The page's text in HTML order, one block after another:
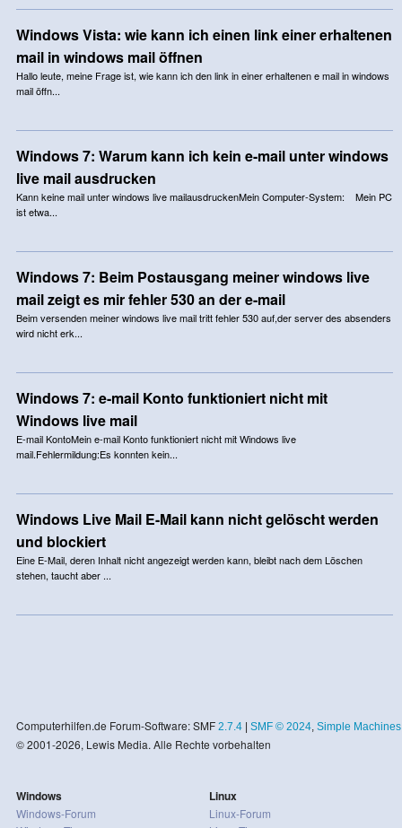
Windows Vista: wie kann ich einen link einer erhaltenen
mail in windows mail öffnen
Hallo leute, meine Frage ist, wie kann ich den link in einer erhaltenen e mail in windows
mail öffn...
Windows 7: Warum kann ich kein e-mail unter windows
live mail ausdrucken
Kann keine mail unter windows live mailausdruckenMein Computer-System: Mein PC
ist etwa...
Windows 7: Beim Postausgang meiner windows live
mail zeigt es mir fehler 530 an der e-mail
Beim versenden meiner windows live mail tritt fehler 530 auf,der server des absenders
wird nicht erk...
Windows 7: e-mail Konto funktioniert nicht mit
Windows live mail
E-mail KontoMein e-mail Konto funktioniert nicht mit Windows live
mail.Fehlermildung:Es konnten kein...
Windows Live Mail E-Mail kann nicht gelöscht werden
und blockiert
Eine E-Mail, deren Inhalt nicht angezeigt werden kann, bleibt nach dem Löschen
stehen, taucht aber ...
Computerhilfen.de Forum-Software: SMF 2.7.4| SMF © 2024, Simple Machines
© 2001-2026, Lewis Media. Alle Rechte vorbehalten
Windows
Windows-Forum
Linux
Linux-Forum